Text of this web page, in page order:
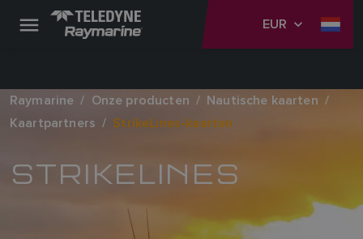
EUR
Raymarine Onze producten
Nautische kaarten
Kaartpartners
StrikeLines-kaarten
STRIKELINES